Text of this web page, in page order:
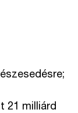
21 milliárd